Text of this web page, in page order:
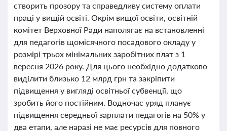
створить прозору та справедливу систему оплати
праці у вищій освіті. Окрім вищої освіти, освітній
комітет Верховної Ради наполягає на встановленні
для педагогів щомісячного посадового окладу у
розмірі трьох мінімальних заробітних плат з 1
вересня 2026 року. Для цього необхідно додатково
виділити близько 12 млрд грн та закріпити
підвищення у вигляді освітньої субвенції, що
зробить його постійним. Водночас уряд планує
підвищення середньої зарплати педагогів на 50% у
два етапи, але наразі не має ресурсів для повного